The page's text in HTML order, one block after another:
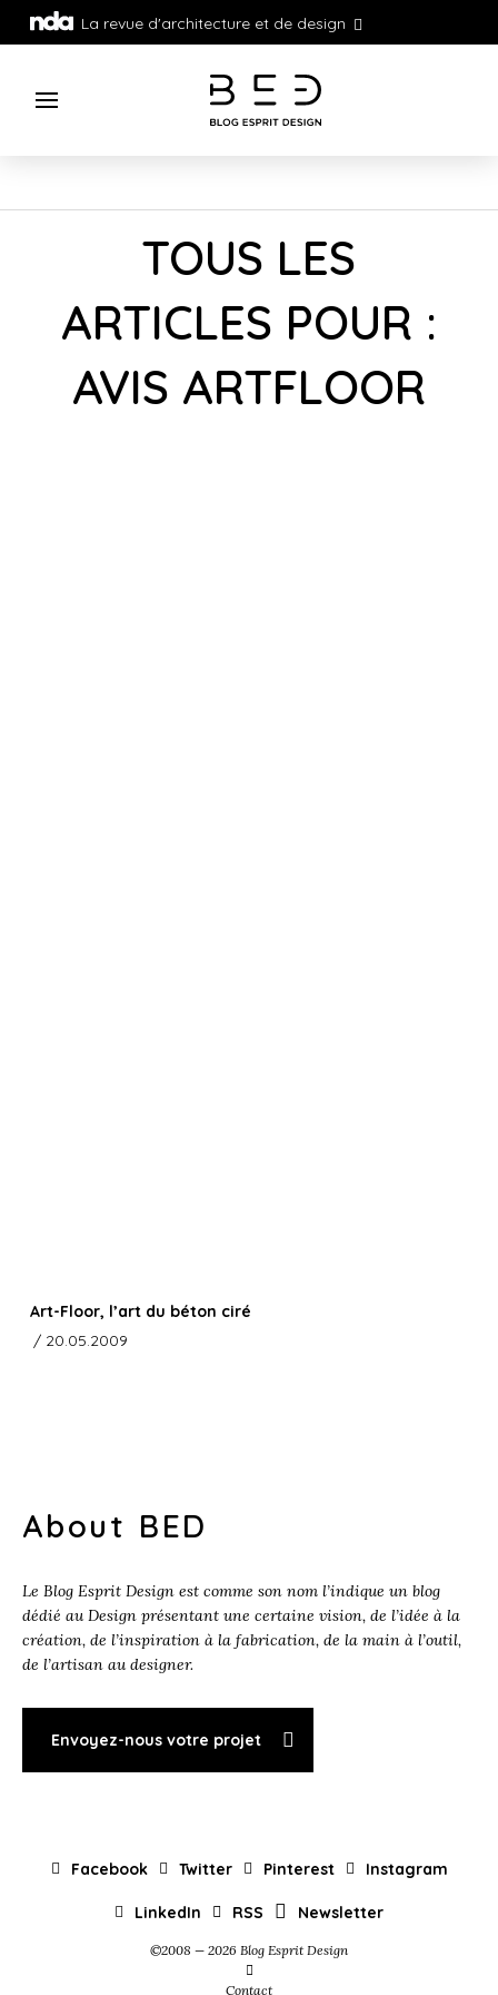
La revue d'architecture et de design
TOUS LES
ARTICLES POUR :
AVIS ARTFLOOR
Art-Floor, l’art du béton ciré
/ 20.05.2009
About BED
Le Blog Esprit Design est comme son nom l’indique un blog
dédié au Design présentant une certaine vision, de l’idée à la
création, de l’inspiration à la fabrication, de la main à l’outil,
de l’artisan au designer.
Envoyez-nous votre projet
Facebook Twitter Pinterest Instagram
LinkedIn RSS Newsletter
©2008 — 2026 Blog Esprit Design
Contact